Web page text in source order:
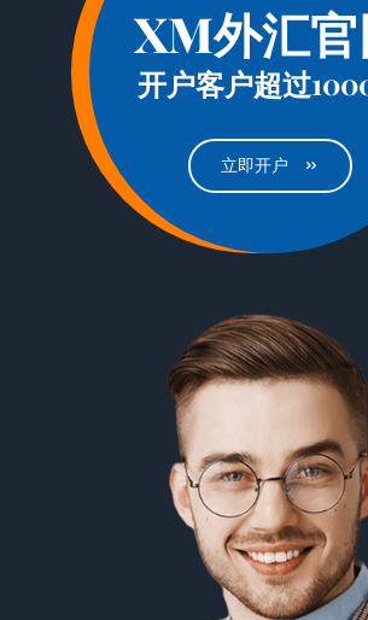
XM外汇官
开户客户超过
立即开户
XM外汇官